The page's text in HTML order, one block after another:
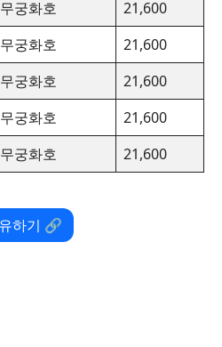
무궁화호
21,600
무궁화호
21,600
무궁화호
21,600
무궁화호
21,600
무궁화호 21,600
하기 🔗